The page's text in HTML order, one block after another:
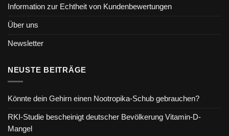
Information zur Echtheit von Kundenbewertungen
Über uns
Newsletter
NEUSTE BEITRÄGE
Könnte dein Gehirn einen Nootropika-Schub gebrauchen?
RKI-Studie bescheinigt deutscher Bevölkerung Vitamin-D-
Mangel